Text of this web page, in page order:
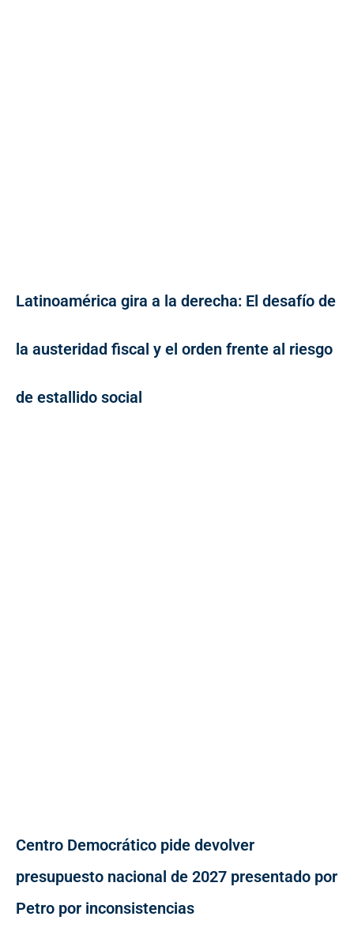
Latinoamérica gira a la derecha: El desafío de
la austeridad fiscal y el orden frente al riesgo
de estallido social
Centro Democrático pide devolver
presupuesto nacional de 2027 presentado por
Petro por inconsistencias